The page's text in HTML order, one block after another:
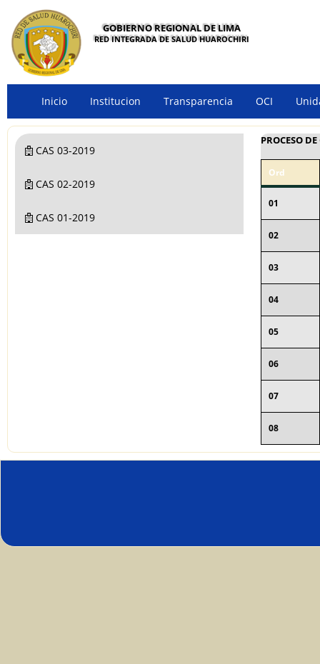
GOBIERNO REGIONAL DE LIMA
RED INTEGRADA DE SALUD HUAROCHIRI
Inicio Institucion Transparencia OCI
CAS 03-2019
CAS 02-2019
CAS 01-2019
PROCESO
Ord
01
02
03
04
05
06
07
08